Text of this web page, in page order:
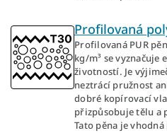
Profilovaná
Profilovaná PUR
kg/m³ se
životností. Je
neztrácí pružnost
dobré kopírovací
přizpůsobuje tělu a
Tato pěna je